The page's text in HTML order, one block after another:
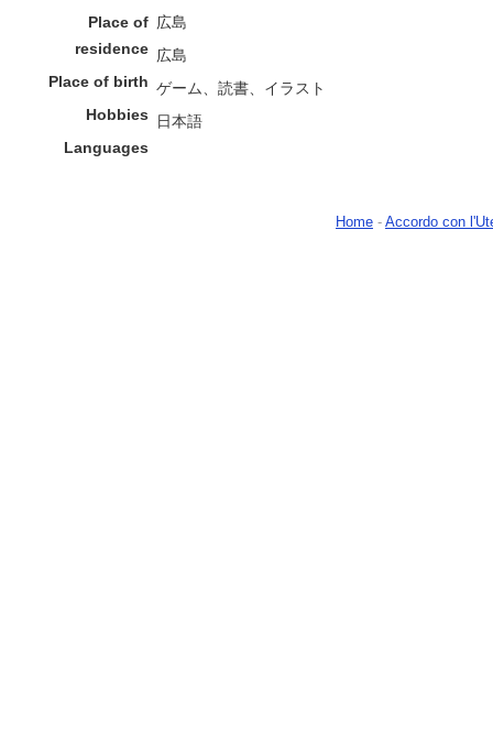
Place of
residence
広島
Place of birth
広島
Hobbies
ゲーム、読書、イラスト
Languages
日本語
Home - Accordo con